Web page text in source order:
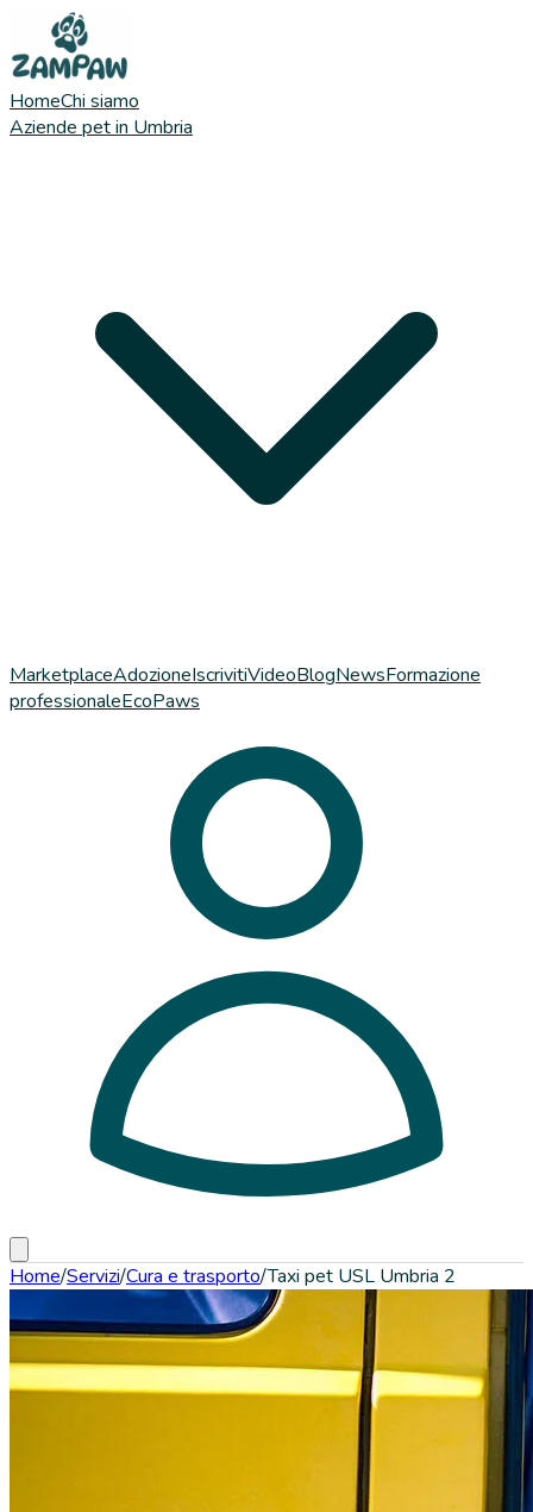
HomeChi siamo
Aziende pet in Umbria
MarketplaceAdozioneIscrivitiVideoBlogNewsFormazione
professionaleEcoPaws
Home/Servizi/Cura e trasporto/Taxi pet USL Umbria 2